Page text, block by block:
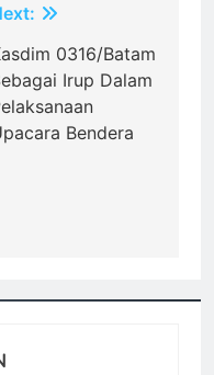
0316/Batam
Irup Dalam
Bendera